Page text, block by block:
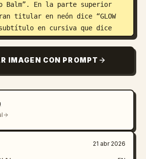
Lip Balm”. En la parte superior
titular en neón dice “GLOW
subtítulo en cursiva que dice
una línea más pequeña
En la esquina superior
una nota escrita a mano en
una pegatina naranja
texto blanco que diga “gpt-
de una pequeña pestaña de
debajo. En el lado derecho
2 insignias circulares:
estrella rosa que dice “ONLY
IMAGEN CON PROMPT
21 abr 2026